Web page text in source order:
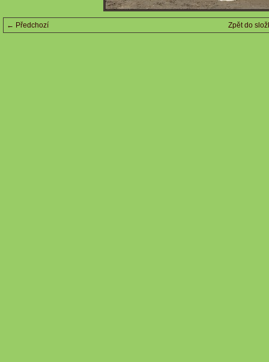
← Předchozí Zpět do